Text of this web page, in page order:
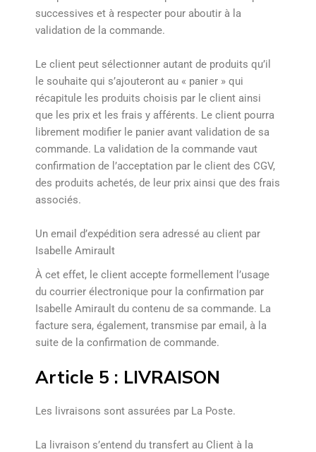
successives et à respecter pour aboutir à la
validation de la commande.
Le client peut sélectionner autant de produits qu’il
le souhaite qui s’ajouteront au « panier » qui
récapitule les produits choisis par le client ainsi
que les prix et les frais y afférents. Le client pourra
librement modifier le panier avant validation de sa
commande. La validation de la commande vaut
confirmation de l’acceptation par le client des CGV,
des produits achetés, de leur prix ainsi que des frais
associés.
Un email d’expédition sera adressé au client par
Isabelle Amirault
À cet effet, le client accepte formellement l’usage
du courrier électronique pour la confirmation par
Isabelle Amirault du contenu de sa commande. La
facture sera, également, transmise par email, à la
suite de la confirmation de commande.
Article 5 : LIVRAISON
Les livraisons sont assurées par La Poste.
La livraison s’entend du transfert au Client à la